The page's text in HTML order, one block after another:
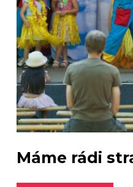
Máme rádi